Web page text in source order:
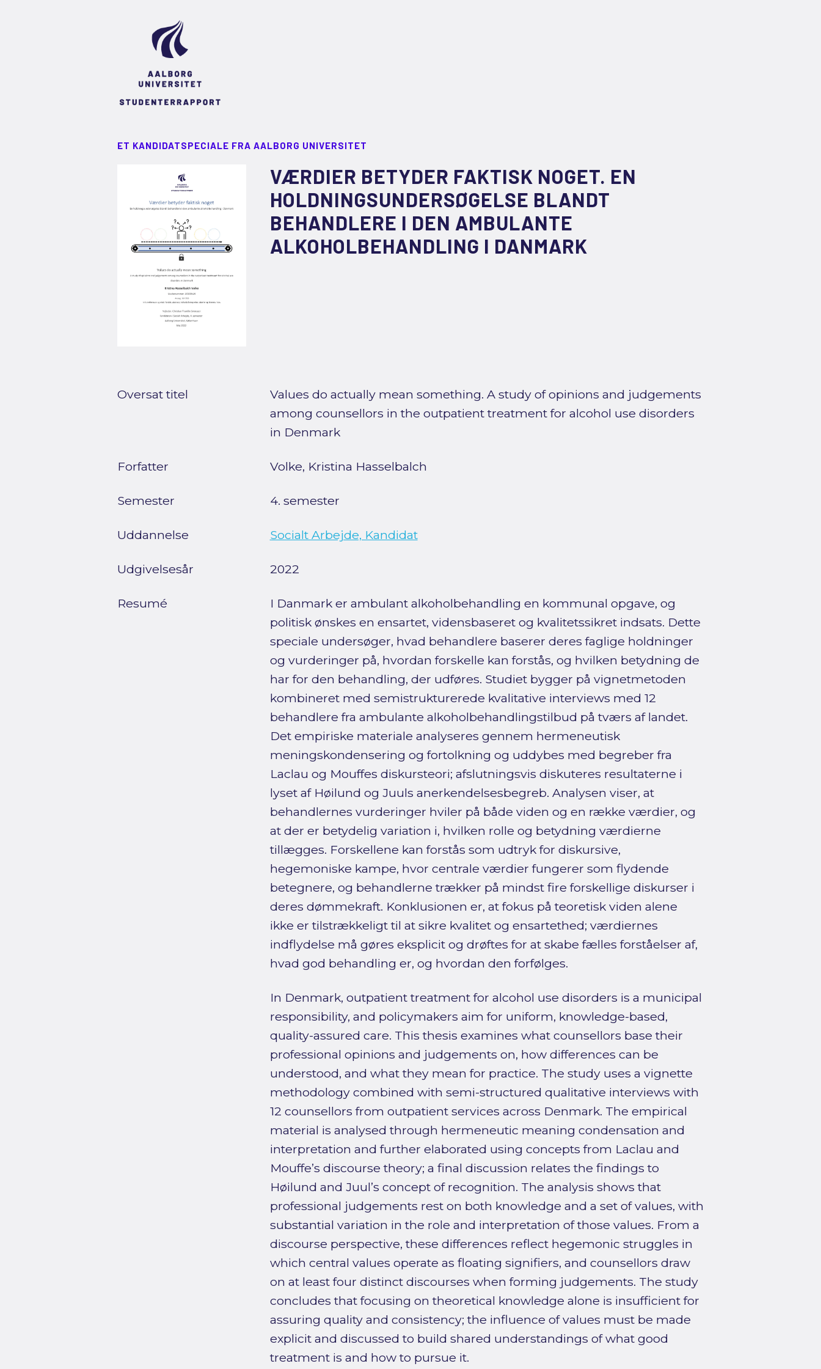
ET KANDIDATSPECIALE FRA AALBORG UNIVERSITET
VÆRDIER BETYDER FAKTISK NOGET. EN
HOLDNINGSUNDERSØGELSE BLANDT
BEHANDLERE I DEN AMBULANTE
ALKOHOLBEHANDLING I DANMARK
Oversat titel
Values do actually mean something. A study of opinions and judgements
among counsellors in the outpatient treatment for alcohol use disorders
in Denmark
Forfatter Volke, Kristina Hasselbalch
Semester 4. semester
Uddannelse Socialt Arbejde, Kandidat
Udgivelsesår 2022
Resumé
I Danmark er ambulant alkoholbehandling en kommunal opgave, og
politisk ønskes en ensartet, vidensbaseret og kvalitetssikret indsats. Dette
speciale undersøger, hvad behandlere baserer deres faglige holdninger
og vurderinger på, hvordan forskelle kan forstås, og hvilken betydning de
har for den behandling, der udføres. Studiet bygger på vignetmetoden
kombineret med semistrukturerede kvalitative interviews med 12
behandlere fra ambulante alkoholbehandlingstilbud på tværs af landet.
Det empiriske materiale analyseres gennem hermeneutisk
meningskondensering og fortolkning og uddybes med begreber fra
Laclau og Mouffes diskursteori; afslutningsvis diskuteres resultaterne i
lyset af Høilund og Juuls anerkendelsesbegreb. Analysen viser, at
behandlernes vurderinger hviler på både viden og en række værdier, og
at der er betydelig variation i, hvilken rolle og betydning værdierne
tillægges. Forskellene kan forstås som udtryk for diskursive,
hegemoniske kampe, hvor centrale værdier fungerer som flydende
betegnere, og behandlerne trækker på mindst fire forskellige diskurser i
deres dømmekraft. Konklusionen er, at fokus på teoretisk viden alene
ikke er tilstrækkeligt til at sikre kvalitet og ensartethed; værdiernes
indflydelse må gøres eksplicit og drøftes for at skabe fælles forståelser af,
hvad god behandling er, og hvordan den forfølges.
In Denmark, outpatient treatment for alcohol use disorders is a municipal
responsibility, and policymakers aim for uniform, knowledge-based,
quality-assured care. This thesis examines what counsellors base their
professional opinions and judgements on, how differences can be
understood, and what they mean for practice. The study uses a vignette
methodology combined with semi-structured qualitative interviews with
12 counsellors from outpatient services across Denmark. The empirical
material is analysed through hermeneutic meaning condensation and
interpretation and further elaborated using concepts from Laclau and
Mouffe’s discourse theory; a final discussion relates the findings to
Høilund and Juul’s concept of recognition. The analysis shows that
professional judgements rest on both knowledge and a set of values, with
substantial variation in the role and interpretation of those values. From a
discourse perspective, these differences reflect hegemonic struggles in
which central values operate as floating signifiers, and counsellors draw
on at least four distinct discourses when forming judgements. The study
concludes that focusing on theoretical knowledge alone is insufficient for
assuring quality and consistency; the influence of values must be made
explicit and discussed to build shared understandings of what good
treatment is and how to pursue it.